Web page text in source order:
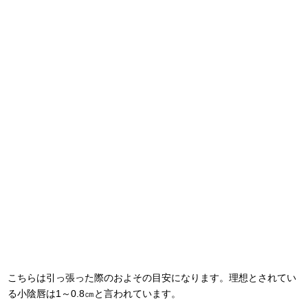
こちらは引っ張った際のおよその目安になります。理想とされてい
る小陰唇は1～0.8㎝と言われています。